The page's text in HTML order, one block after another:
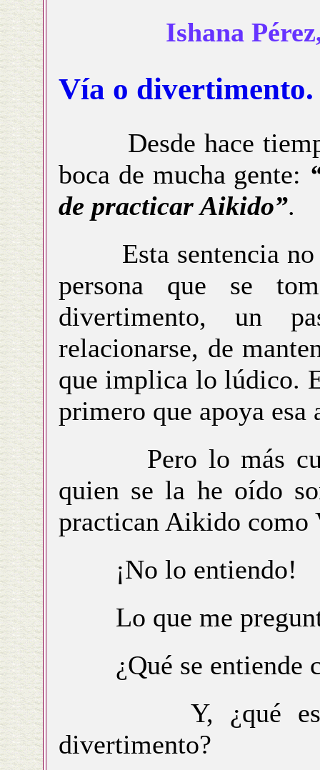
Ishana
Vía o divertimento.
Desde hace
boca de mucha gente:
de practicar Aikido”.
Esta sentencia no
persona que se
divertimento, un
relacionarse, de
que implica lo lúdico.
primero que apoya
Pero lo más
quien se la he oído
practican Aikido como
¡No lo entiendo!
Lo que me
¿Qué se entiende
Y, ¿qué es lo
divertimento?